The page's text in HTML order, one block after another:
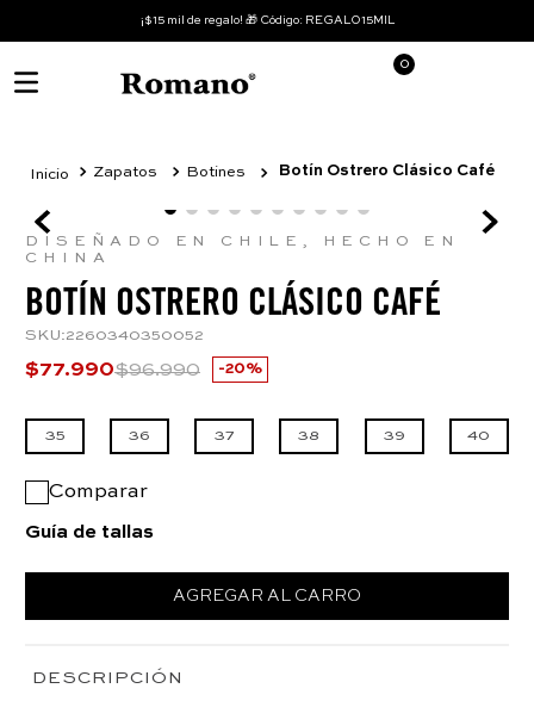
¡$15 mil de regalo! 🎁 Código: REGALO15MIL
0
Zapatos Botines Botín Ostrero Clásico Café
DISEÑADO EN CHILE, HECHO EN
CHINA
BOTÍN OSTRERO CLÁSICO CAFÉ
SKU:2260340350052
$77.990$96.990 20%
35 36 37 38 39 40
Comparar
Guía de tallas
AGREGAR AL CARRO
DESCRIPCIÓN